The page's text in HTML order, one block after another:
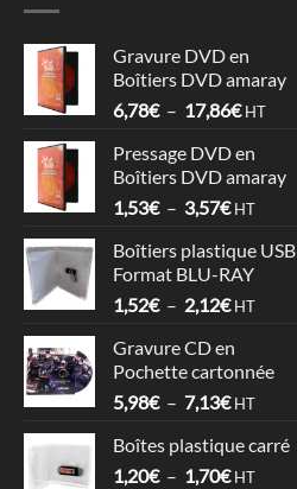
Gravure DVD en
Boîtiers DVD amaray
6,78€ – 17,86€Plage
prix :
6,78€
à
HT
Pressage DVD en
Boîtiers DVD amaray
1,53€ – 3,57€Plage
prix :
1,53€
à
HT
Boîtiers plastique USB
Format BLU-RAY
1,52€ – 2,12€Plage
prix :
1,52€
à
HT
Gravure CD en
Pochette cartonnée
5,98€ – 7,13€Plage
prix :
5,98€
HT
Boîtes plastique carré
1,20€ – 1,70€Plage
HT